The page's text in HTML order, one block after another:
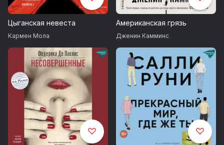
Цыганская невеста
Кармен Мола
Американская грязь
Дженин Камминс